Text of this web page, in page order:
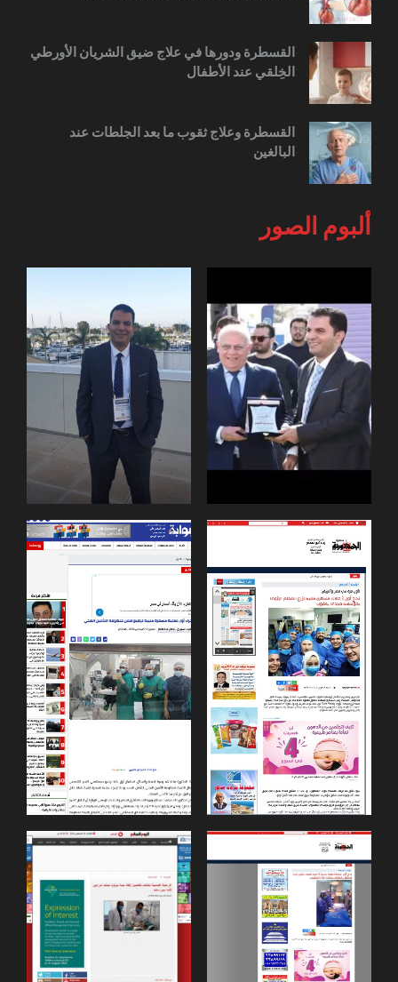
القسطرة ودورها في علاج ضيق الشريان الأورطي
الخِلقي عند الأطفال
القسطرة وعلاج ثقوب ما بعد الجلطات عند
البالغين
ألبوم الصور